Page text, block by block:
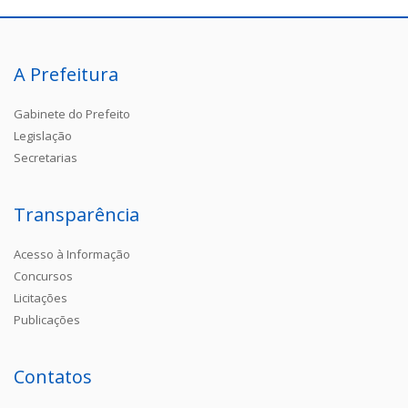
A Prefeitura
Gabinete do Prefeito
Legislação
Secretarias
Transparência
Acesso à Informação
Concursos
Licitações
Publicações
Contatos